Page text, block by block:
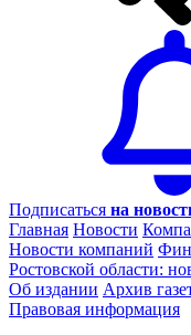
Подписаться на
Главная Новости
Новости компаний
Ростовской области:
Об издании Архив
Правовая информация